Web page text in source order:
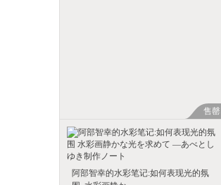
售罄
阿部智幸的水彩笔记:如何表现光的氛